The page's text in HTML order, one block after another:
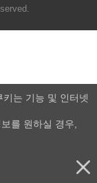
는 기능 및 인터넷
를 원하실 경우,